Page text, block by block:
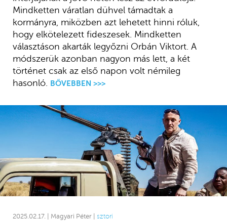
2025.02.17. | Magyari Péter | sztori
Mindketten váratlan dühvel támadtak a
kormányra, miközben azt lehetett hinni róluk,
hogy elkötelezett fideszesek. Mindketten
választáson akarták legyőzni Orbán Viktort. A
módszerük azonban nagyon más lett, a két
történet csak az első napon volt némileg
hasonló.
BŐVEBBEN >>>